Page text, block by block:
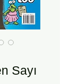
Sayı